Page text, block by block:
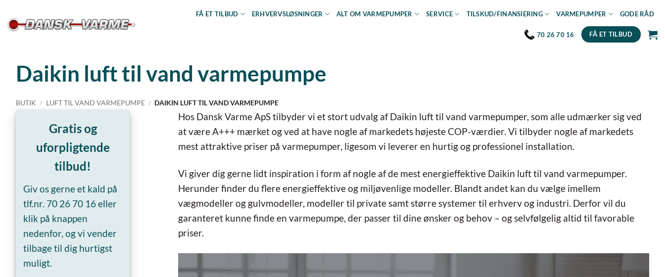
til
FÅ ET TILBUD ERHVERVSLØSNINGER ALT OM VARMEPUMPER SERVICE TILSKUD/FINANSIERING VARMEPUMPER GODE RÅD
70 26 70 16 FÅ ET TILBUD
Daikin luft til vand varmepumpe
BUTIK / LUFT TIL VAND VARMEPUMPE / DAIKIN LUFT TIL VAND VARMEPUMPE
Gratis og
uforpligtende
tilbud!
Giv os gerne et kald på
tlf.nr. 70 26 70 16eller
klik på knappen
nedenfor, og vi vender
tilbage til dig hurtigst
muligt.
Hos Dansk Varme ApS tilbyder vi et stort udvalg af Daikin luft til vand varmepumper, som alle udmærker sig ved
at være A+++ mærket og ved at have nogle af markedets højeste COP-værdier. Vi tilbyder nogle af markedets
mest attraktive priser på varmepumper, ligesom vi leverer en hurtig og professionel installation.
Vi giver dig gerne lidt inspiration i form af nogle af de mest energieffektive Daikin luft til vand varmepumper.
Herunder finder du flere energieffektive og miljøvenlige modeller. Blandt andet kan du vælge imellem
vægmodeller og gulvmodeller, modeller til private samt større systemer til erhverv og industri. Derfor vil du
garanteret kunne finde en varmepumpe, der passer til dine ønsker og behov – og selvfølgelig altid til favorable
priser.